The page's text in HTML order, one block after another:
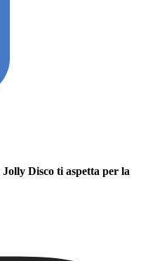
Jolly Disco ti aspetta per la